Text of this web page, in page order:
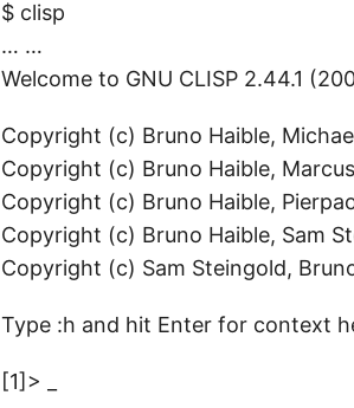
$ clisp
… …
Welcome to GNU CLISP 2.44.1
Copyright (c) Bruno Haible,
Copyright (c) Bruno Haible,
Copyright (c) Bruno Haible,
Copyright (c) Bruno Haible, Sam
Copyright (c) Sam Steingold,
Type :h and hit Enter for context
[1]> _